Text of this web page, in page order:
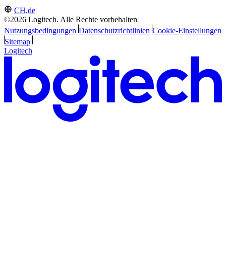
CH,de
©2026 Logitech. Alle Rechte vorbehalten
Nutzungsbedingungen Datenschutzrichtlinien Cookie-Einstellungen
Sitemap
Logitech